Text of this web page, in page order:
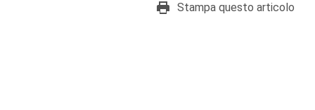
Stampa questo articolo